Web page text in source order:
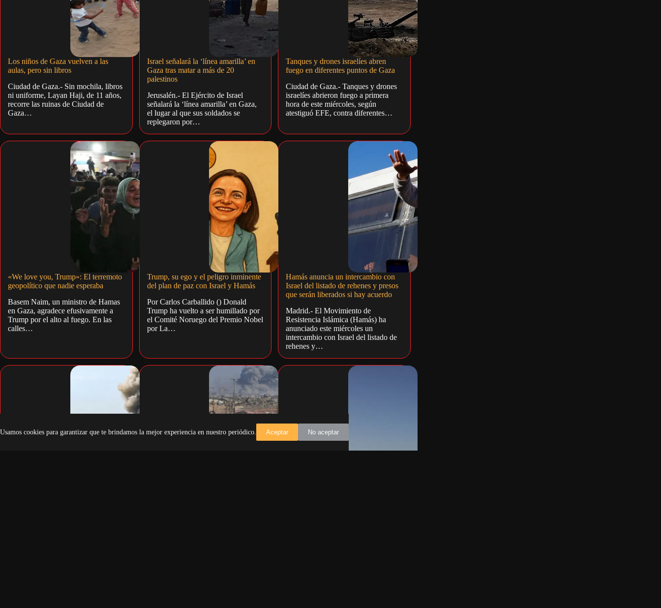
Usamos cookies para garantizar que te brindamos la mejor experiencia en nuestro periódico. Aceptar No aceptar
Los niños de Gaza vuelven a las
aulas, pero sin libros
Ciudad de Gaza.- Sin mochila, libros
ni uniforme, Layan Haji, de 11 años,
recorre las ruinas de Ciudad de
Gaza…
Israel señalará la ‘línea amarilla’ en
Gaza tras matar a más de 20
palestinos
Jerusalén.- El Ejército de Israel
señalará la ‘línea amarilla’ en Gaza,
el lugar al que sus soldados se
replegaron por…
Tanques y drones israelíes abren
fuego en diferentes puntos de Gaza
Ciudad de Gaza.- Tanques y drones
israelíes abrieron fuego a primera
hora de este miércoles, según
atestiguó EFE, contra diferentes…
«We love you, Trump»: El terremoto
geopolítico que nadie esperaba
Basem Naim, un ministro de Hamas
en Gaza, agradece efusivamente a
Trump por el alto al fuego. En las
calles…
Trump, su ego y el peligro inminente
del plan de paz con Israel y Hamás
Por Carlos Carballido () Donald
Trump ha vuelto a ser humillado por
el Comité Noruego del Premio Nobel
por La…
Hamás anuncia un intercambio con
Israel del listado de rehenes y presos
que serán liberados si hay acuerdo
Madrid.- El Movimiento de
Resistencia Islámica (Hamás) ha
anunciado este miércoles un
intercambio con Israel del listado de
rehenes y…